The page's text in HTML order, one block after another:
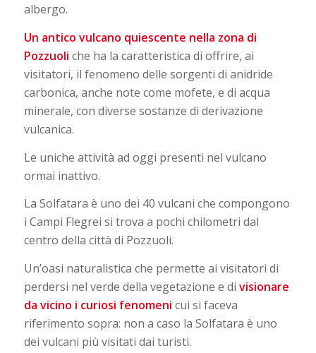
albergo.
Un antico vulcano quiescente nella zona di
Pozzuoli che ha la caratteristica di offrire, ai
visitatori, il fenomeno delle sorgenti di anidride
carbonica, anche note come mofete, e di acqua
minerale, con diverse sostanze di derivazione
vulcanica.
Le uniche attività ad oggi presenti nel vulcano
ormai inattivo.
La Solfatara è uno dei 40 vulcani che compongono
i Campi Flegrei si trova a pochi chilometri dal
centro della città di Pozzuoli.
Un’oasi naturalistica che permette ai visitatori di
perdersi nel verde della vegetazione e di visionare
da vicino i curiosi fenomeni cui si faceva
riferimento sopra: non a caso la Solfatara è uno
dei vulcani più visitati dai turisti.